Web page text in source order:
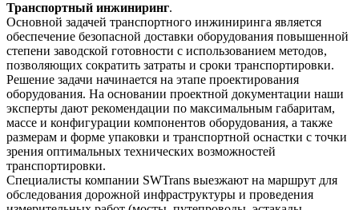
Транспортный инжиниринг.
Основной задачей транспортного инжиниринга является
обеспечение безопасной доставки оборудования повышенной
степени заводской готовности с использованием методов,
позволяющих сократить затраты и сроки транспортировки.
Решение задачи начинается на этапе проектирования
оборудования. На основании проектной документации наши
эксперты дают рекомендации по максимальным габаритам,
массе и конфигурации компонентов оборудования, а также
размерам и форме упаковки и транспортной оснастки с точки
зрения оптимальных технических возможностей
транспортировки.
Специалисты компании SWTrans выезжают на маршрут для
обследования дорожной инфраструктуры и проведения